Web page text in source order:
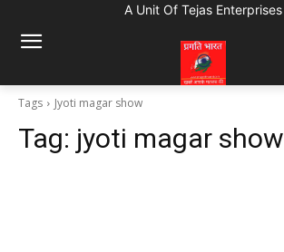
A Unit Of Tejas Enterprises
Tags Jyoti magar show
Tag: jyoti magar show